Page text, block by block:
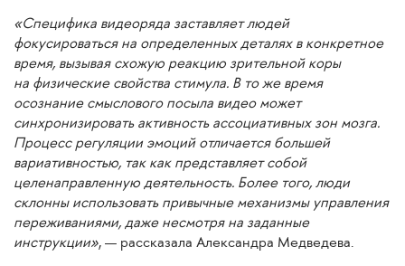
«Специфика видеоряда заставляет людей
фокусироваться на определенных деталях в конкретное
время, вызывая схожую реакцию зрительной коры
на физические свойства стимула. В то же время
осознание смыслового посыла видео может
синхронизировать активность ассоциативных зон мозга.
Процесс регуляции эмоций отличается большей
вариативностью, так как представляет собой
целенаправленную деятельность. Более того, люди
склонны использовать привычные механизмы управления
переживаниями, даже несмотря на заданные
инструкции», — рассказала Александра Медведева.